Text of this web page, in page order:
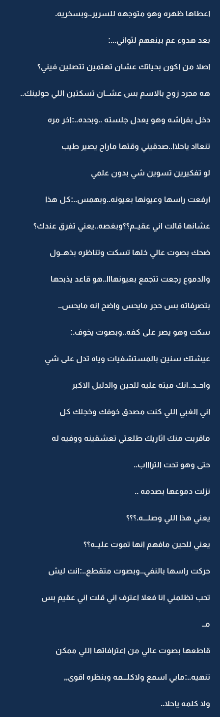
اعطاها ظهره وهو متوجهه للسرير..وبسخريه.
بعد هدوء عم بينعهم لثواني...:
اصلا من اكون بحياتك عشان تهتمين تتصلين فيني؟
هه مجرد زوج بالاسم بس عشــان تسكتين اللي حولينك..
دخل بفراشه وهو يعدل جلسته ..وبحده..:اخر مره
تنعااد ياحلاا..صدقيني وقتها ماراح يصير طيب
لو تفكيرين تسوين شي بدون علمي
ارفعت راسها وعيونها بعيونه..وبهمس..:كل هذا
عشانها قالت اني عقيــم؟؟وبغصه..يعني تفرق عندك؟
ضحك بصوت عالي خلها تسكت وتناظره بذهــول
والدموع رجعت تتجمع بعيونهااا..هو قاعد يذبحها
بتصرفاته بس حجر مايحس واضح انه مايحس..
سكت وهو يصر على كفه..وبصوت يخوف.:
عيشتك سنين بالمستشفيات وياه تدل على شي
واحــد..انك ميته عليه للحين والدليل الاكبر
اني الغبي اللي كنت مصدق خوفك وخجلك كل
ماقربت منك اثاريك طلعتي تعشقينه ووفيه له
حتى وهو تحت التراااب..
نزلت دموعها بصدمه ..
يعني هذا اللي وصلـــه.؟؟؟
يعني للحين مافهم انها تموت عليــه؟؟
حركت راسها بالنفي..وبصوت متقطع..:انت ليش
تحب تظلمني انا فعلا اعترف اني قلت اني عقيم بس
مــ
قاطعها بصوت عالي من اعترافاتها اللي ممكن
تنهيه..:مابي اسمع ولاكلـــمه وبنظره اقوى,,
ولا كلمه ياحلا..